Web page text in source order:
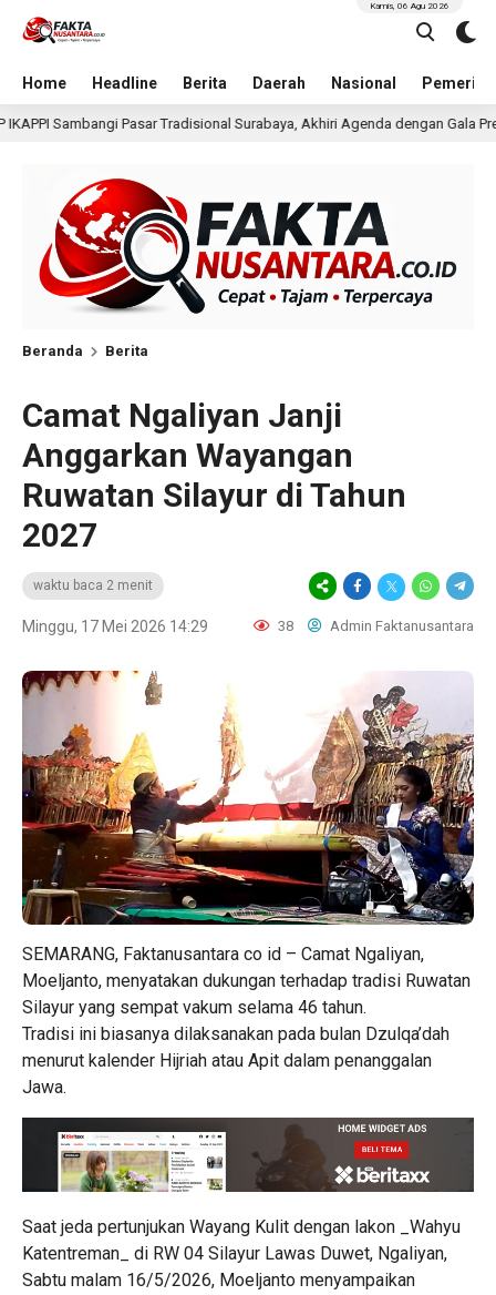
Home Headline Berita Daerah Nasional
Kamis, 06 Agu 2026
Surabaya, Akhiri Agenda dengan Gala Premier Film ISTIMEWA
Beranda Berita
Camat Ngaliyan Janji
Anggarkan Wayangan
Ruwatan Silayur di Tahun
2027
waktu baca 2 menit
Minggu, 17 Mei 2026 14:29 38 Admin Faktanusantara
SEMARANG, Faktanusantara co id – Camat Ngaliyan,
Moeljanto, menyatakan dukungan terhadap tradisi Ruwatan
Silayur yang sempat vakum selama 46 tahun.
Tradisi ini biasanya dilaksanakan pada bulan Dzulqa’dah
menurut kalender Hijriah atau Apit dalam penanggalan
Jawa.
Saat jeda pertunjukan Wayang Kulit dengan lakon _Wahyu
Katentreman_ di RW 04 Silayur Lawas Duwet, Ngaliyan,
Sabtu malam 16/5/2026, Moeljanto menyampaikan